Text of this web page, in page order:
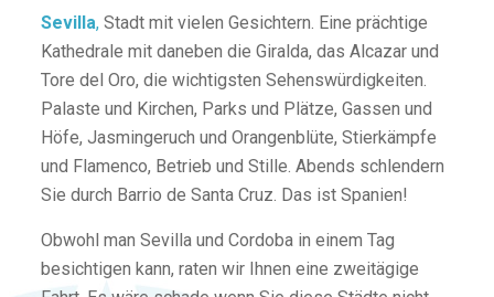
Sevilla,Stadt mit vielen Gesichtern. Eine prächtige
Kathedrale mit daneben die Giralda, das Alcazar und
Tore del Oro, die wichtigsten Sehenswürdigkeiten.
Palaste und Kirchen, Parks und Plätze, Gassen und
Höfe, Jasmingeruch und Orangenblüte, Stierkämpfe
und Flamenco, Betrieb und Stille. Abends schlendern
Sie durch Barrio de Santa Cruz. Das ist Spanien!
Obwohl man Sevilla und Cordoba in einem Tag
besichtigen kann, raten wir Ihnen eine zweitägige